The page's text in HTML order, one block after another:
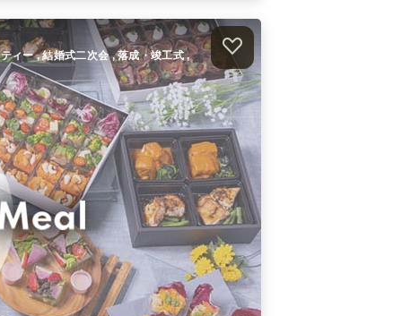
ライトカリフォルニアプラン
オードブル
2,190円 /人
ペスコベジタリアン・グランドカリ
フォルニアプラン
オードブル
3,800円/人
ィー , 結婚式二次会 , 落成・竣工式 ,